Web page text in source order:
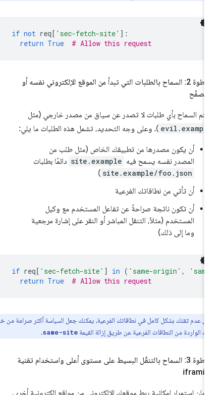
if not req['sec-fetch-site'
return True # Allow this request
الخطوة 2: السماح بالطلبات التي تبدأ من الموقع الإلكتروني نفسه أو
السماح بأي طلبات لا تصدر عن سياق من مصدر خارجي (مثل
). وعلى وجه التحديد، تشمل هذه الطلبات ما يلي:
أن يكون مصدرها من تطبيقك الخاص (مثل طلب من
المصدر نفسه يسمح فيه site.example دائمًا بطلبات
site.example/foo.json
)
أن تأتي من نطاقاتك الفرعية
أن تكون ناتجة صراحةً عن تفاعل المستخدم مع وكيل
المستخدم (مثلاً، التنقل المباشر أو النقر على إشارة مرجعية
وما إلى ذلك)
if req['sec-fetch-site'] in ('same-origin' ,
return True # Allow this request
عدم ثقتك بشكل كامل في نطاقاتك الفرعية، يمكنك جعل السياسة أكثر صرامة من خلال
الواردة من النطاقات الفرعية عن طريق إزالة القيمةsame-site
.
الخطوة 3: السماح بالتنقّل البسيط على مستوى أعلى واستخدام تقنية